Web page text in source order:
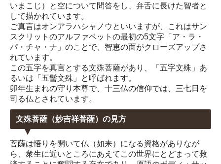
いまこじ）と空について問答をし、弁舌に長けた智者と
して描かれています。
ご真言はオンアラハシャノウといいますが、これはサン
スクリットのアルファベットの最初の5文字「ア・ラ・
パ・チャ・ナ」のことで、智恵の面がクローズアップさ
れています。
この五字を真言とする文殊菩薩があり、「五字文殊」あ
るいは「五髻文殊」と呼ばれます。
卯年生まれの守り本尊で、十三仏の信仰では、三七日を
司る仏とされています。
文殊菩薩（妙吉祥菩薩）の見方
菩薩は悟りを開いて仏（如来）になる資格がありなが
ら、衆生に近いところにあえてこの世界にとどまって救